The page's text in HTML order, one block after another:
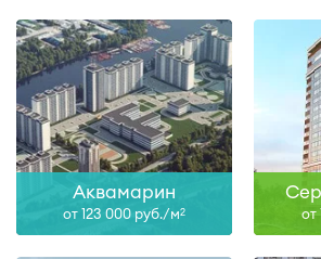
Аквамарин
от 123 000 руб./м2 от